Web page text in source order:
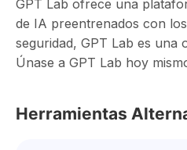
GPT Lab ofrece una
de IA preentrenados con
seguridad, GPT Lab es una
Únase a GPT Lab hoy
Herramientas